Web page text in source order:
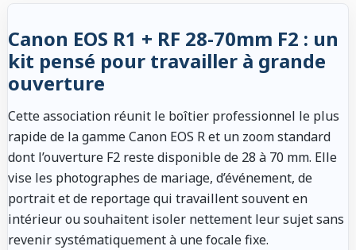
Canon EOS R1 + RF 28-70mm F2 : un
kit pensé pour travailler à grande
ouverture
Cette association réunit le boîtier professionnel le plus
rapide de la gamme Canon EOS R et un zoom standard
dont l’ouverture F2 reste disponible de 28 à 70 mm. Elle
vise les photographes de mariage, d’événement, de
portrait et de reportage qui travaillent souvent en
intérieur ou souhaitent isoler nettement leur sujet sans
revenir systématiquement à une focale fixe.